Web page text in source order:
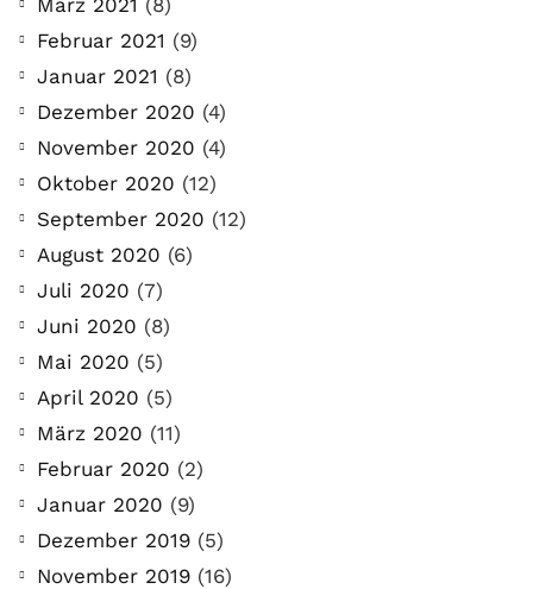
März 2021 (8)
Februar 2021 (9)
Januar 2021 (8)
Dezember 2020 (4)
November 2020 (4)
Oktober 2020 (12)
September 2020 (12)
August 2020 (6)
Juli 2020 (7)
Juni 2020 (8)
Mai 2020 (5)
April 2020 (5)
März 2020 (11)
Februar 2020 (2)
Januar 2020 (9)
Dezember 2019 (5)
November 2019 (16)